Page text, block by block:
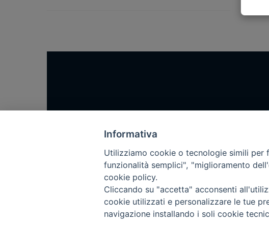
Come abbonarsi
Informativa
Utilizziamo cookie o tecnologie simili per
funzionalità semplici", "miglioramento
cookie policy.
Cliccando su "accetta" acconsenti
cookie utilizzati e personalizzare le tue
navigazione installando i soli cookie